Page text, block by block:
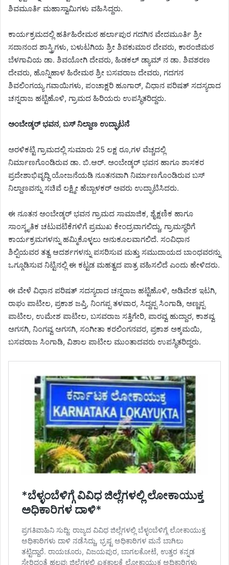
ಶಿವಮೂರ್ತಿ ಮಹಾಸ್ವಾಮಿಗಳು ವಹಿಸಿದ್ದರು.
ಕಾರ್ಯಕ್ರಮದಲ್ಲಿ ಹರ್ತಿಹಿರೇಮಠ ಹರ್ಲಾಪುರ ಗದಗಿನ ವೇದಮೂರ್ತಿ ಶ್ರೀ
ಸದಾನಂದ ಶಾಸ್ತ್ರಿಗಳು, ಬಳುಟಗಿಯ ಶ್ರೀ ಶಿವಕುಮಾರ ದೇವರು, ಕಾರಂಜಿಮಠ
ಬೆಳಗಾವಿಯ ಡಾ. ಶಿವಯೋಗಿ ದೇವರು, ಹಿಡಕಲ್ ಡ್ಯಾಮ್ ನ ಡಾ. ಶಿವಶರಣ
ದೇವರು, ಹೊನ್ನಿಹಾಳ ಹಿರೇಮಠ ಶ್ರೀ ಬಸವರಾಜ ದೇವರು, ಗದಗನ
ಶಿವಲಿಂಗಯ್ಯ ಗವಾಯಿಗಳು, ಪಂಚಾಕ್ಷರಿ ಹೂಗಾರ್, ವಿಧಾನ ಪರಿಷತ್ ಸದಸ್ಯರಾದ
ಚನ್ನರಾಜ ಹಟ್ಟಿಹೊಳಿ, ಗ್ರಾಮದ ಹಿರಿಯರು ಉಪಸ್ಥಿತರಿದ್ದರು.
ಅಂಬೇಡ್ಕರ್‌ ಭವನ, ಬಸ್‌ ನಿಲ್ದಾಣ ಉದ್ಘಾಟನೆ
ಅರಳಿಕಟ್ಟಿ ಗ್ರಾಮದಲ್ಲಿ ಸುಮಾರು 25 ಲಕ್ಷ ರೂ,ಗಳ ವೆಚ್ಚದಲ್ಲಿ
ನಿರ್ಮಾಣಗೊಂಡಿರುವ ಡಾ. ಬಿ.ಆರ್. ಅಂಬೇಡ್ಕರ್ ಭವನ ಹಾಗೂ ಶಾಸಕರ
ಪ್ರದೇಶಾಭಿವೃದ್ಧಿ ಯೋಜನೆಯಡಿ ನೂತನವಾಗಿ ನಿರ್ಮಾಣಗೊಂಡಿರುವ ಬಸ್
ನಿಲ್ದಾಣವನ್ನು ಸಚಿವೆ ಲಕ್ಷ್ಮೀ ಹೆಬ್ಬಾಳಕರ್‌ ಅವರು ಉದ್ಘಾಟಿಸಿದರು.
ಈ ನೂತನ ಅಂಬೇಡ್ಕರ್‌ ಭವನ ಗ್ರಾಮದ ಸಾಮಾಜಿಕ, ಶೈಕ್ಷಣಿಕ ಹಾಗೂ
ಸಾಂಸ್ಕೃತಿಕ ಚಟುವಟಿಕೆಗಳಿಗೆ ಪ್ರಮುಖ ಕೇಂದ್ರವಾಗಲಿದ್ದು, ಗ್ರಾಮಸ್ಥರಿಗೆ
ಕಾರ್ಯಕ್ರಮಗಳನ್ನು ಹಮ್ಮಿಕೊಳ್ಳಲು ಅನುಕೂಲವಾಗಲಿದೆ. ಸಂವಿಧಾನ
ಶಿಲ್ಪಿಯವರ ತತ್ವ ಆದರ್ಶಗಳನ್ನು ಪಸರಿಸುವ ಮತ್ತು ಸಮುದಾಯದ ಬಾಂಧವರನ್ನು
ಒಗ್ಗೂಡಿಸುವ ನಿಟ್ಟಿನಲ್ಲಿ ಈ ಕಟ್ಟಡ ಮಹತ್ವದ ಪಾತ್ರ ವಹಿಸಲಿದೆ ಎಂದು ಹೇಳಿದರು.
ಈ ವೇಳೆ ವಿಧಾನ ಪರಿಷತ್ ಸದಸ್ಯರಾದ ಚನ್ನರಾಜ ಹಟ್ಟಿಹೊಳಿ, ಅಡಿವೇಶ ಇಟಗಿ,
ರಾಘು ಪಾಟೀಲ, ಪ್ರಕಾಶ ಜಪ್ತಿ, ನಿಂಗಪ್ಪ ತಳವಾರ, ಸಿದ್ದಪ್ಪ ಸಿಂಗಾಡಿ, ಅಣ್ಣಪ್ಪ
ಪಾಟೀಲ, ಉಮೇಶ ಪಾಟೀಲ, ಬಸವರಾಜ ಸತ್ತಿಗೇರಿ, ಪಾರವ್ವ ಹುದ್ದಾರ, ಕಾಶವ್ವ
ಅಗಸಗಿ, ನಿಂಗವ್ವ ಅಗಸಗಿ, ಸಂಗೀತಾ ಕರಲಿಂಗನವರ, ಪ್ರಕಾಶ ಅಕ್ಕಮಯಿ,
ಬಸವರಾಜ ಸಿಂಗಾಡಿ, ವಿಶಾಲ ಪಾಟೀಲ ಮುಂತಾದವರು ಉಪಸ್ಥಿತರಿದ್ದರು.